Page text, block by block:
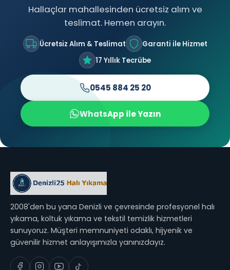
Hallaçlar mahallesinden ücretsiz alım ve
teslimat. Hemen arayın.
Ücretsiz Alım & Teslimat
Garanti ile Hizmet
17 Yıllık Tecrübe
0545 884 25 20
WhatsApp ile Yazın
2008'den bu yana Denizli ve çevresinde profesyonel halı
yıkama, koltuk yıkama ve tekstil temizlik hizmetleri
sunuyoruz. Müşteri memnuniyeti odaklı, hijyenik ve
güvenilir hizmet anlayışımızla yanınızdayız.